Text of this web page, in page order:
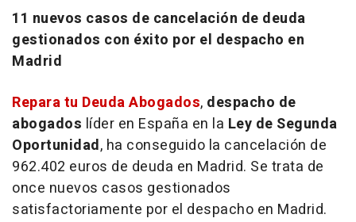
11 nuevos casos de cancelación de deuda
gestionados con éxito por el despacho en
Madrid
Repara tu Deuda Abogados, despacho de
abogados líder en España en la Ley de Segunda
Oportunidad, ha conseguido la cancelación de
962.402 euros de deuda en Madrid. Se trata de
once nuevos casos gestionados
satisfactoriamente por el despacho en Madrid.